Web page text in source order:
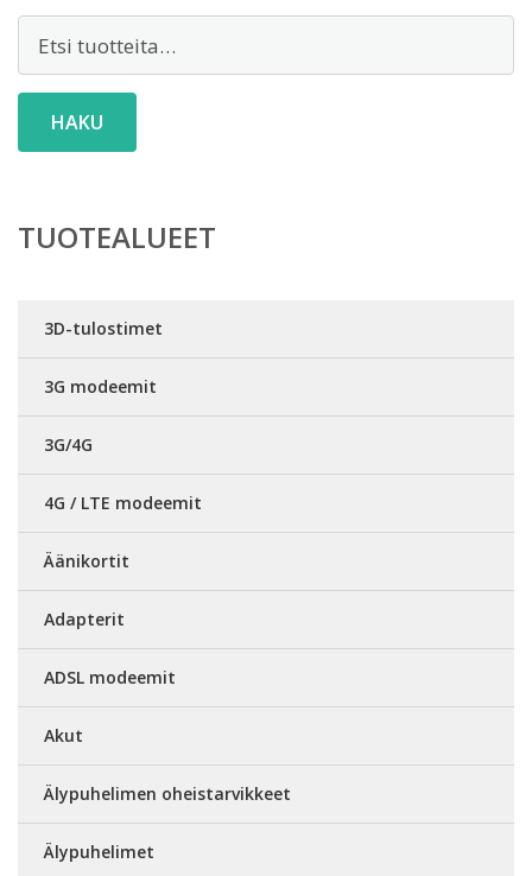
HAKU
TUOTEALUEET
3D-tulostimet
3G modeemit
3G/4G
4G / LTE modeemit
Äänikortit
Adapterit
ADSL modeemit
Akut
Älypuhelimen oheistarvikkeet
Älypuhelimet